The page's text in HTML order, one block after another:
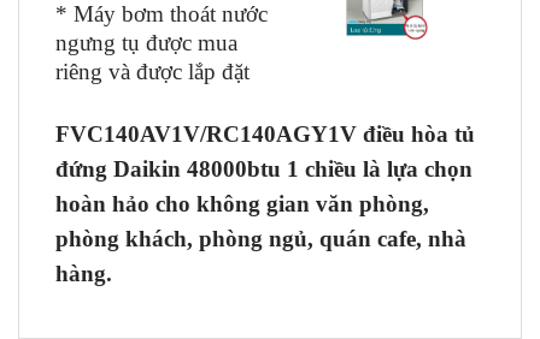
* Máy bơm thoát nước
ngưng tụ được mua
riêng và được lắp đặt
FVC140AV1V/RC140AGY1V điều hòa tủ
đứng Daikin 48000btu 1 chiều là lựa chọn
hoàn hảo cho không gian văn phòng,
phòng khách, phòng ngủ, quán cafe, nhà
hàng.